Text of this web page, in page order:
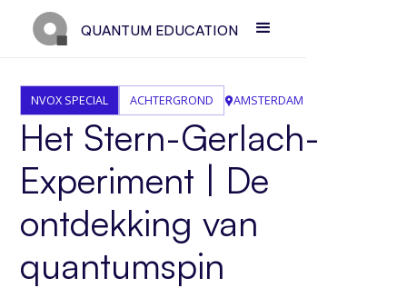
QUANTUM EDUCATION
NVOX SPECIAL ACHTERGROND AMSTERDAM
Het Stern-Gerlach-
Experiment | De
ontdekking van
quantumspin